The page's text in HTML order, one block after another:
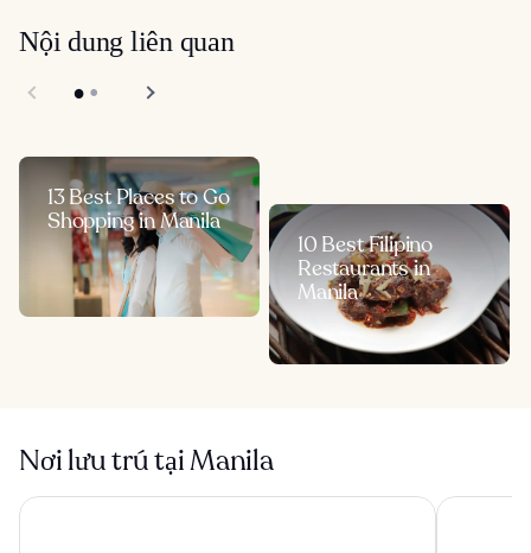
Nội dung liên quan
13 Best Places to Go
Shopping in Manila
10 Best Filipino
Restaurants in
Manila
Nơi lưu trú tại Manila
Savoy Hotel Manila near Airport NAIA Terminal 3 MNLBelmont